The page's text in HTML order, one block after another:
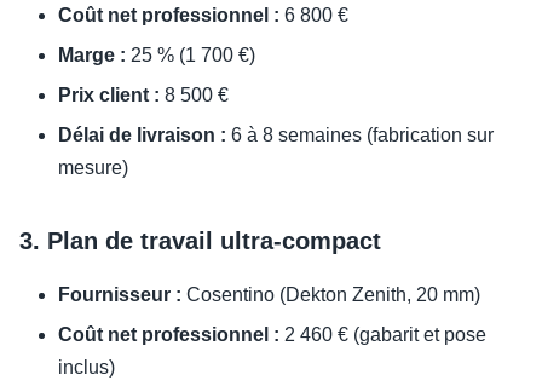
Coût net professionnel : 6 800 €
Marge : 25 % (1 700 €)
Prix client : 8 500 €
Délai de livraison : 6 à 8 semaines (fabrication sur
mesure)
3. Plan de travail ultra-compact
Fournisseur : Cosentino (Dekton Zenith, 20 mm)
Coût net professionnel : 2 460 € (gabarit et pose
inclus)